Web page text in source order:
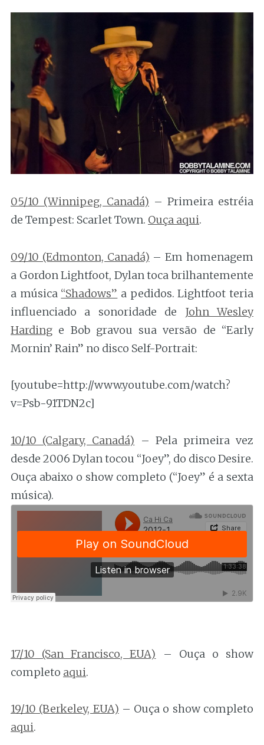
05/10 (Winnipeg, Canadá) – Primeira estréia
de Tempest: Scarlet Town. Ouça aqui.
09/10 (Edmonton, Canadá) – Em homenagem
a Gordon Lightfoot, Dylan toca brilhantemente
a música “Shadows” a pedidos. Lightfoot teria
influenciado a sonoridade de John Wesley
Harding e Bob gravou sua versão de “Early
Mornin’ Rain” no disco Self-Portrait:
[youtube=http://www.youtube.com/watch?
v=Psb-91TDN2c]
10/10 (Calgary, Canadá) – Pela primeira vez
desde 2006 Dylan tocou “Joey”, do disco Desire.
Ouça abaixo o show completo (“Joey” é a sexta
música).
17/10 (San Francisco, EUA) – Ouça o show
completo aqui.
19/10 (Berkeley, EUA) – Ouça o show completo
aqui.